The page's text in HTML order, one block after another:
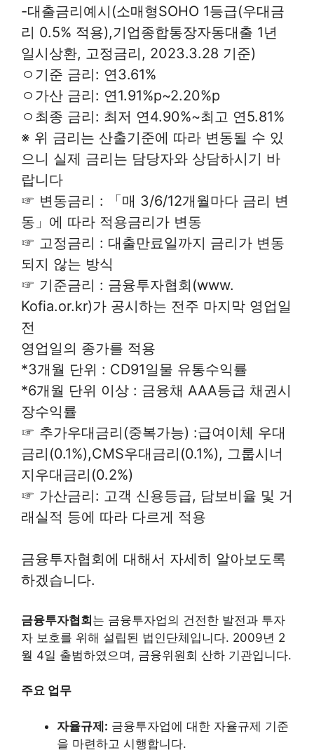
-대출금리예시(소매형SOHO 1등급(우대금
리 0.5% 적용),기업종합통장자동대출 1년
일시상환, 고정금리, 2023.3.28 기준)
ㅇ기준 금리: 연3.61%
ㅇ가산 금리: 연1.91%p~2.20%p
ㅇ최종 금리: 최저 연4.90%~최고 연5.81%
※ 위 금리는 산출기준에 따라 변동될 수 있
으니 실제 금리는 담당자와 상담하시기 바
랍니다
☞ 변동금리 : 「매 3/6/12개월마다 금리 변
동」에 따라 적용금리가 변동
☞ 고정금리 : 대출만료일까지 금리가 변동
되지 않는 방식
☞ 기준금리 : 금융투자협회(www.
Kofia.or.kr)가 공시하는 전주 마지막 영업일
전
영업일의 종가를 적용
*3개월 단위 : CD91일물 유통수익률
*6개월 단위 이상 : 금융채 AAA등급 채권시
장수익률
☞ 추가우대금리(중복가능) :급여이체 우대
금리(0.1%),CMS우대금리(0.1%), 그룹시너
지우대금리(0.2%)
☞ 가산금리: 고객 신용등급, 담보비율 및 거
래실적 등에 따라 다르게 적용
금융투자협회에 대해서 자세히 알아보도록
하겠습니다.
금융투자협회는 금융투자업의 건전한 발전과 투자
자 보호를 위해 설립된 법인단체입니다. 2009년 2
월 4일 출범하였으며, 금융위원회 산하 기관입니다.
주요 업무
자율규제: 금융투자업에 대한 자율규제 기준
을 마련하고 시행합니다.